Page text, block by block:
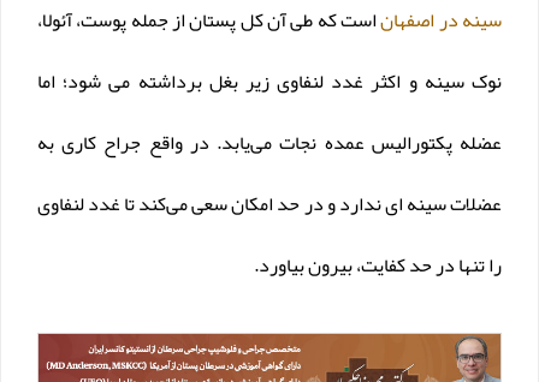
سینه در اصفهاناست که طی آن کل پستان از جمله پوست، آئولا،
نوک سینه و اکثر غدد لنفاوی زیر بغل برداشته می‌ شود؛ اما
عضله پکتورالیس عمده نجات می‌یابد. در واقع جراح کاری به
عضلات سینه ای ندارد و در حد امکان سعی می‌کند تا غدد لنفاوی
را تنها در حد کفایت، بیرون بیاورد.